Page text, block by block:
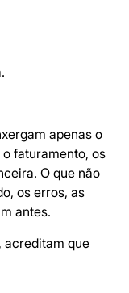
apenas o
faturamento, os
O que não
os erros, as
antes.
acreditam que